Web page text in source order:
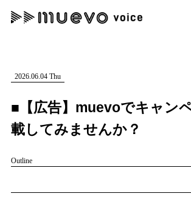
記事を検索する
人気ワード
#男性SSW #ポップス #女性SSW #
"読者の声を形にする”音楽特化メデ
MENU
2026.06.04 Thu
■【広告】muevoでキャン
載してみませんか？
Outline